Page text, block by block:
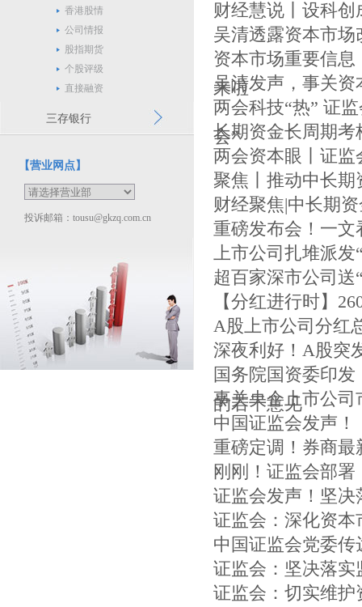
香港股情
公司情报
股指期货
个股评级
直接融资
三存银行
【营业网点】
投诉邮箱：tousu@gkzq.com.cn
财经慧说丨设科
吴清透露资本市场
资本市场重要信息
来啦
吴清发声，事关
两会科技“热” 证
会”
长期资金长周期
两会资本眼丨证
聚焦丨推动中长
财经聚焦|中长期
重磅发布会！一文
上市公司扎堆派发
超百家深市公司送
【分红进行时】
A股上市公司分红
深夜利好！A股突
国务院国资委印
的若干意见
事关央企上市公
中国证监会发声！
重磅定调！券商最
刚刚！证监会部署
证监会发声！坚决
证监会：深化资
中国证监会党委
证监会：坚决落实
证监会：切实维护